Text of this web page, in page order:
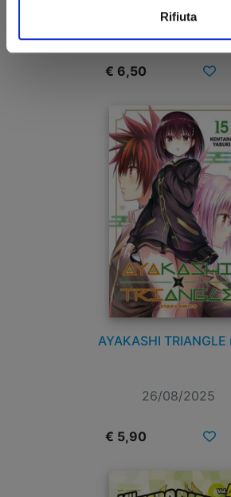
Rifiuta
€ 6,50
AYAKASHI TRIANGLE
26/08/2025
€ 5,90